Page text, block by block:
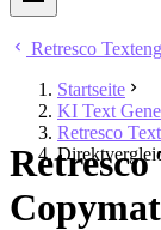
Retresco
Startseite
KI Text
Retresco
Retresco